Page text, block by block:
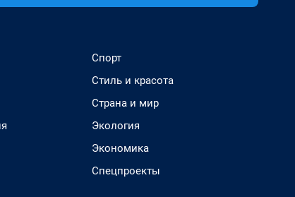
Спорт
Стиль и красота
Страна и мир
Экология
Экономика
Спецпроекты